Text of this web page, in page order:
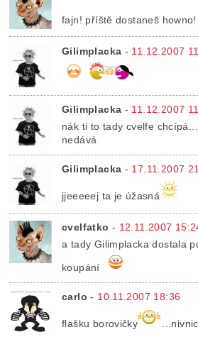
fajn! příště dostaneš howno!
Gilimplacka - 11.12.2007
Gilimplacka - 11.12.2007
nák ti to tady cvelfe
nedává
Gilimplacka - 17.11.2007
jjeeeeej ta je úžasná
cvelfatko - 12.11.2007
a tady Gilimplacka dostala
koupání
carlo - 10.11.2007 18:36
flašku borovičky